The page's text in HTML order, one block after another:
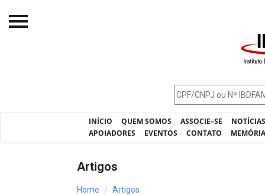
INÍCIO QUEM SOMOS ASSOCIE–SE
APOIADORES
EVENTOS CONTATO
Artigos
Home Artigos